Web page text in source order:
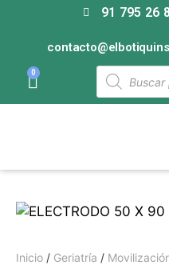
91 795 26
0
Inicio / Geriatría /